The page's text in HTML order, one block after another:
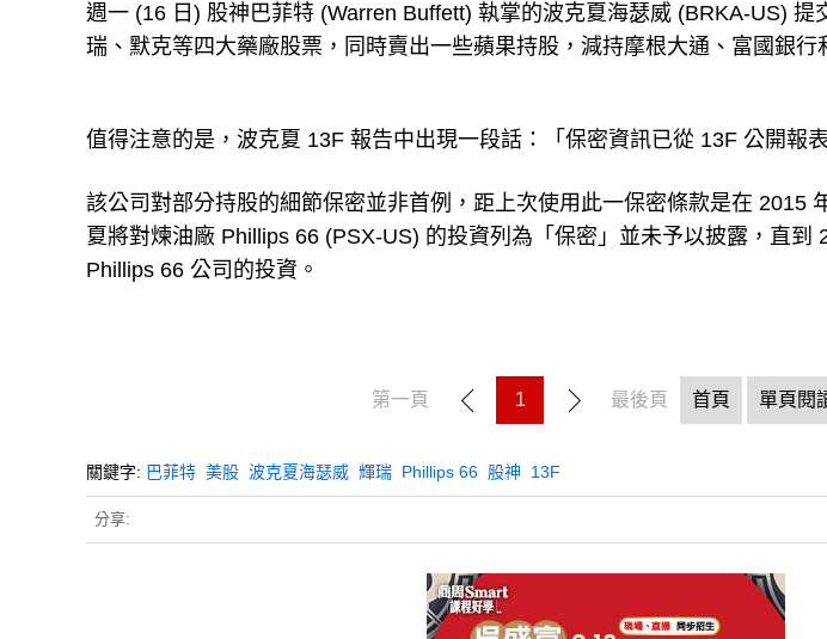
週一 (16 日) 股神巴菲特 (Warren Buffett) 執掌的波克夏海瑟威 (BRKA-US) 提
瑞、默克等四大藥廠股票，同時賣出一些蘋果持股，減持摩根大通、富國銀行
值得注意的是，波克夏 13F 報告中出現一段話：「保密資訊已從 13F 公開報表
該公司對部分持股的細節保密並非首例，距上次使用此一保密條款是在 2015
夏將對煉油廠 Phillips 66 (PSX-US) 的投資列為「保密」並未予以披露，直到
Phillips 66 公司的投資。
第一頁 1 最後頁 首頁 單頁閱
關鍵字: 巴菲特 美股 波克夏海瑟威 輝瑞 Phillips 66 股神 13F
分享: